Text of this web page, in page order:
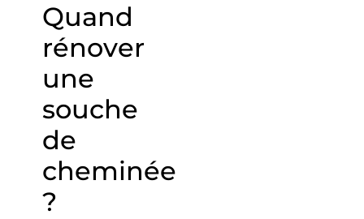
Quand
rénover
une
souche
de
cheminée
?